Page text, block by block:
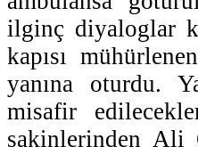
ilginç diyaloglar
kapısı
yanına oturdu.
misafir
sakinlerinden Ali